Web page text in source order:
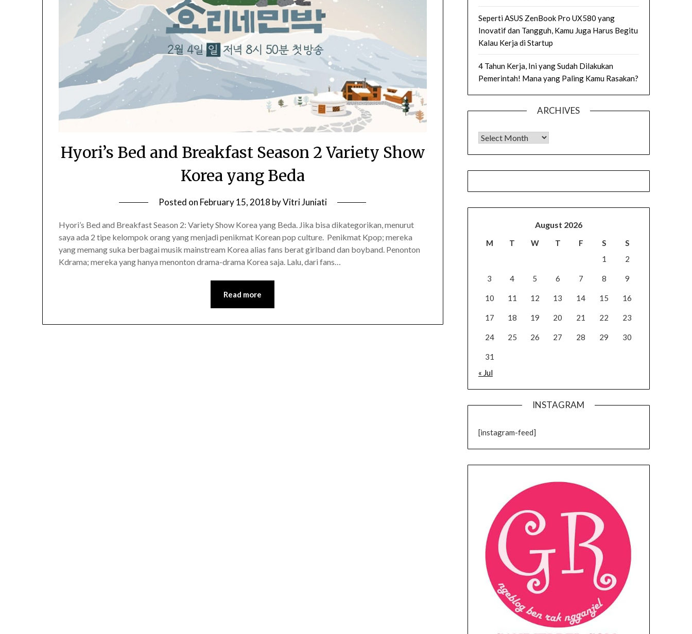
Hyori’s Bed and Breakfast Season 2 Variety Show
Korea yang Beda
Posted on February 15, 2018 byVitri Juniati
Hyori’s Bed and Breakfast Season 2: Variety Show Korea yang Beda. Jika bisa dikategorikan, menurut
saya ada 2 tipe kelompok orang yang menjadi penikmat Korean pop culture. Penikmat Kpop; mereka
yang memang suka berbagai musik mainstream Korea alias fans berat girlband dan boyband. Penonton
Kdrama; mereka yang hanya menonton drama-drama Korea saja. Lalu, dari fans…
Read more
Seperti ASUS ZenBook Pro UX580 yang
Inovatif dan Tangguh, Kamu Juga Harus Begitu
Kalau Kerja di Startup
4 Tahun Kerja, Ini yang Sudah Dilakukan
Pemerintah! Mana yang Paling Kamu Rasakan?
ARCHIVES
Archives
August 2026
M T W T F S
S
1
2
3 4 5 6 7 8 9
10 11 12 13 14 15 16
17 18 19 20 21 22 23
24 25 26 27 28 29 30
31
« Jul
INSTAGRAM
[instagram-feed]